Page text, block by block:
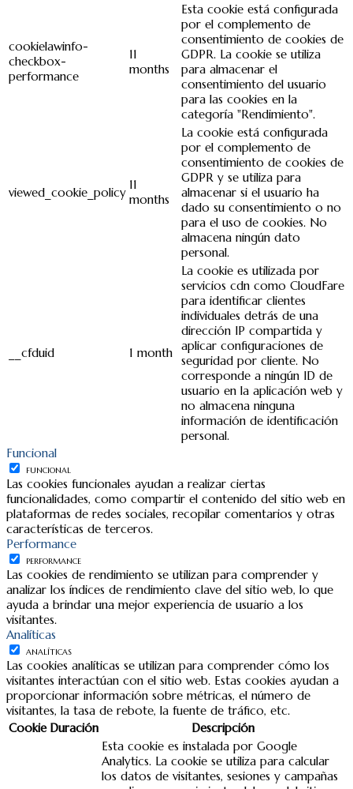
cookielawinfo-
checkbox-
performance
11
months
Esta cookie está configurada
por el complemento de
consentimiento de cookies de
GDPR. La cookie se utiliza
para almacenar el
consentimiento del usuario
para las cookies en la
categoría "Rendimiento".
viewed_cookie_policy
11
months
La cookie está configurada
por el complemento de
consentimiento de cookies de
GDPR y se utiliza para
almacenar si el usuario ha
dado su consentimiento o no
para el uso de cookies. No
almacena ningún dato
personal.
__cfduid 1 month
La cookie es utilizada por
servicios cdn como CloudFare
para identificar clientes
individuales detrás de una
dirección IP compartida y
aplicar configuraciones de
seguridad por cliente. No
corresponde a ningún ID de
usuario en la aplicación web y
no almacena ninguna
información de identificación
personal.
Funcional
FUNCIONAL
Las cookies funcionales ayudan a realizar ciertas
funcionalidades, como compartir el contenido del sitio web en
plataformas de redes sociales, recopilar comentarios y otras
características de terceros.
Performance
PERFORMANCE
Las cookies de rendimiento se utilizan para comprender y
analizar los índices de rendimiento clave del sitio web, lo que
ayuda a brindar una mejor experiencia de usuario a los
visitantes.
Analíticas
ANALÍTICAS
Las cookies analíticas se utilizan para comprender cómo los
visitantes interactúan con el sitio web. Estas cookies ayudan a
proporcionar información sobre métricas, el número de
visitantes, la tasa de rebote, la fuente de tráfico, etc.
Cookie Duración
Descripción
Esta cookie es instalada por Google
Analytics. La cookie se utiliza para calcular
los datos de visitantes, sesiones y campañas